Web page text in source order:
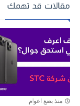
مقالات قد تهمك
منذ بضع اعوام